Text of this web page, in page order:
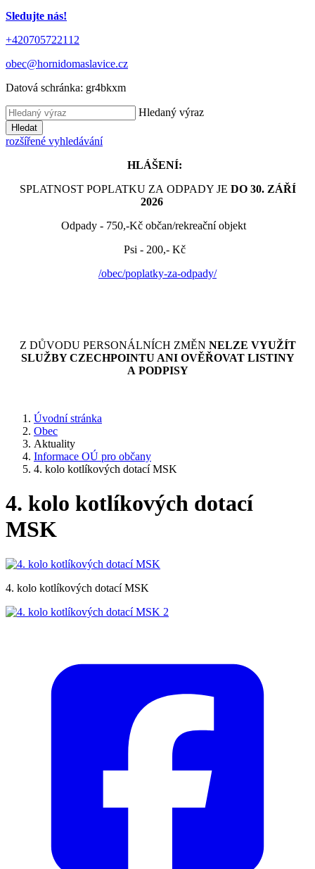
Sledujte nás!
+420705722112
obec@hornidomaslavice.cz
Datová schránka: gr4bkxm
Hledaný výraz
Hledat
rozšířené vyhledávání
HLÁŠENÍ:
SPLATNOST POPLATKU ZA ODPADY JE DO 30. ZÁŘÍ
2026
Odpady - 750,-Kč občan/rekreační objekt
Psi - 200,- Kč
/obec/poplatky-za-odpady/
Z DŮVODU PERSONÁLNÍCH ZMĚN NELZE VYUŽÍT
SLUŽBY CZECHPOINTU ANI OVĚŘOVAT LISTINY
A PODPISY
Úvodní stránka
Obec
Aktuality
Informace OÚ pro občany
4. kolo kotlíkových dotací MSK
4. kolo kotlíkových dotací
MSK
4. kolo kotlíkových dotací MSK